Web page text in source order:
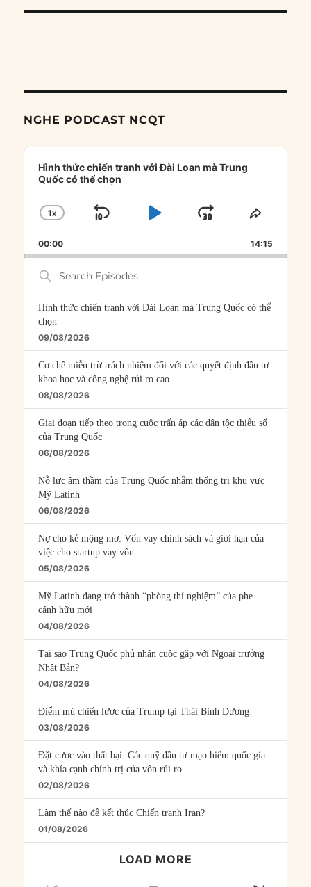
NGHE PODCAST NCQT
Audio
Player
Hình thức chiến tranh với Đài Loan mà Trung
Quốc có thể chọn
CHANGE
RATE
1X
SKIP
PLAYJUMP
FORWARD
SHARE
00:00 14:15
Search
Episodes
Hình thức chiến tranh với Đài Loan mà Trung Quốc có thể
chọn
09/08/2026
Cơ chế miễn trừ trách nhiệm đối với các quyết định đầu tư
khoa học và công nghệ rủi ro cao
08/08/2026
Giai đoạn tiếp theo trong cuộc trấn áp các dân tộc thiểu số
của Trung Quốc
06/08/2026
Nỗ lực âm thầm của Trung Quốc nhằm thống trị khu vực
Mỹ Latinh
06/08/2026
Nợ cho kẻ mộng mơ: Vốn vay chính sách và giới hạn của
việc cho startup vay vốn
05/08/2026
Mỹ Latinh đang trở thành “phòng thí nghiệm” của phe
cánh hữu mới
04/08/2026
Tại sao Trung Quốc phủ nhận cuộc gặp với Ngoại trưởng
Nhật Bản?
04/08/2026
Điểm mù chiến lược của Trump tại Thái Bình Dương
03/08/2026
Đặt cược vào thất bại: Các quỹ đầu tư mạo hiểm quốc gia
và khía cạnh chính trị của vốn rủi ro
02/08/2026
Làm thế nào để kết thúc Chiến tranh Iran?
01/08/2026
LOAD MORE